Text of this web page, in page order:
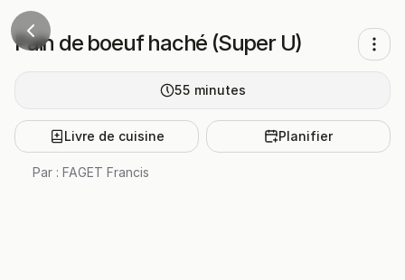
Pain de boeuf haché (Super U)
55 minutes
Livre de cuisine Planifier
Par : FAGET Francis